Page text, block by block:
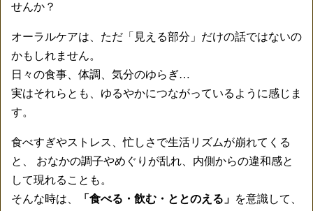
せんか？
オーラルケアは、ただ「見える部分」だけの話ではないの
かもしれません。
日々の食事、体調、気分のゆらぎ…
実はそれらとも、ゆるやかにつながっているように感じま
す。
食べすぎやストレス、忙しさで生活リズムが崩れてくる
と、 おなかの調子やめぐりが乱れ、内側からの違和感と
して現れることも。
そんな時は、
「食べる・飲む・ととのえる」 を意識して、